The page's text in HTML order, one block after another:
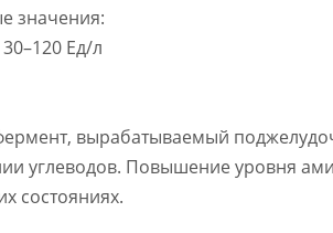
значения:
Ед/л
вырабатываемый
углеводов. Повышение уровня
состояниях.